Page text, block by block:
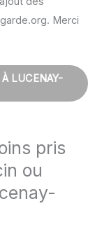
Merci
LUCENAY-
pris
ou